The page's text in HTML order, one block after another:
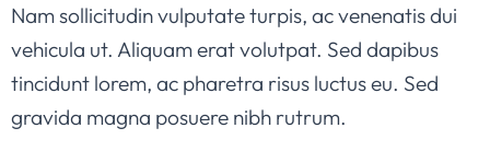
Nam sollicitudin vulputate turpis, ac venenatis dui
vehicula ut. Aliquam erat volutpat. Sed dapibus
tincidunt lorem, ac pharetra risus luctus eu. Sed
gravida magna posuere nibh rutrum.